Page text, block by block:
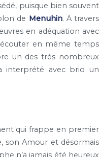
puisque bien souvent
de Menuhin. A travers
en adéquation avec
écouter en même temps
un des très nombreux
interprété avec brio un
qui frappe en premier
son Amour et désormais
n’a jamais été heureux